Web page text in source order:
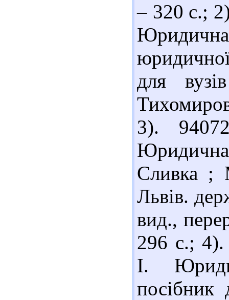
– 320 с.;
для
3).
Сливка ;
Львів.
вид.,
296 с.;
І.